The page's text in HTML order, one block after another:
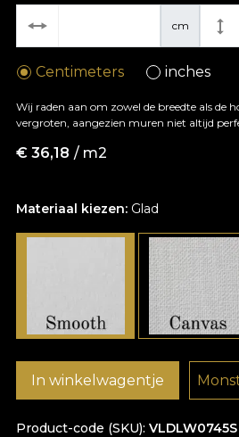
Materiaal kiezen: Glad
cm
Centimeters inches
Wij raden aan om zowel de breedte als de
vergroten, aangezien muren niet altijd
€ 36,18 / m2
Product-code (SKU) VLDLW0745S
In winkelwagentje